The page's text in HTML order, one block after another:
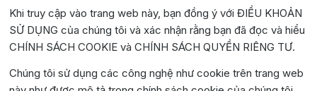
Địa chỉ:
Văn phòng Hiệp hội Doanh nghiệp tỉnh Đắk Lắk: Số 33
Trường Chinh , P. Buôn Ma Thuột, tỉnh Đắk Lắk
Tuy Hòa, tỉnh Đắk Lắk
Khi truy cập vào trang web này, bạn đồng ý với ĐIỀU KHOẢN
SỬ DỤNG của chúng tôi và xác nhận rằng bạn đã đọc và hiểu
CHÍNH SÁCH COOKIE và CHÍNH SÁCH QUYỀN RIÊNG TƯ.
Chúng tôi sử dụng các công nghệ như cookie trên trang web